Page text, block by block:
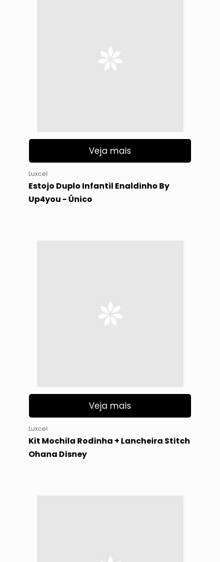
Veja mais
Luxcel
Estojo Duplo Infantil Enaldinho By
Up4you - Único
Veja mais
Luxcel
Kit Mochila Rodinha + Lancheira Stitch
Ohana Disney